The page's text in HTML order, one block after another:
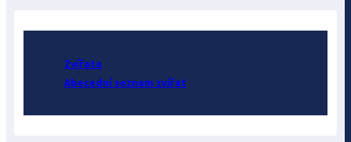
Zvířata
Abecední seznam zvířat